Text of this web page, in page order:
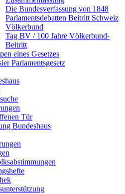
Die Bundesverfassung von 1848
Parlamentsdebatten Beitritt Schweiz
Völkerbund
Tag BV / 100 Jahre Völkerbund-
Beitritt
eines Gesetzes
Parlamentsgesetz
Tür
Bundeshaus